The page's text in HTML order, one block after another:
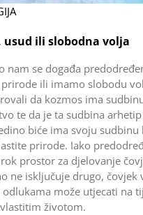
usud ili slobodna volja
nam se događa
ili imamo slobodu
da kozmos ima
te da je ta sudbina
biće ima svoju sudbinu
prirode. Iako
prostor za djelovanje
ne isključuje drugo, čovjek
može utjecati na
životom.